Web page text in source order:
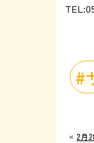
« 2月